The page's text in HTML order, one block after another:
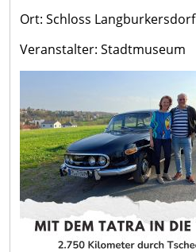
Ort: Schloss Langburkersdorf
Veranstalter: Stadtmuseum